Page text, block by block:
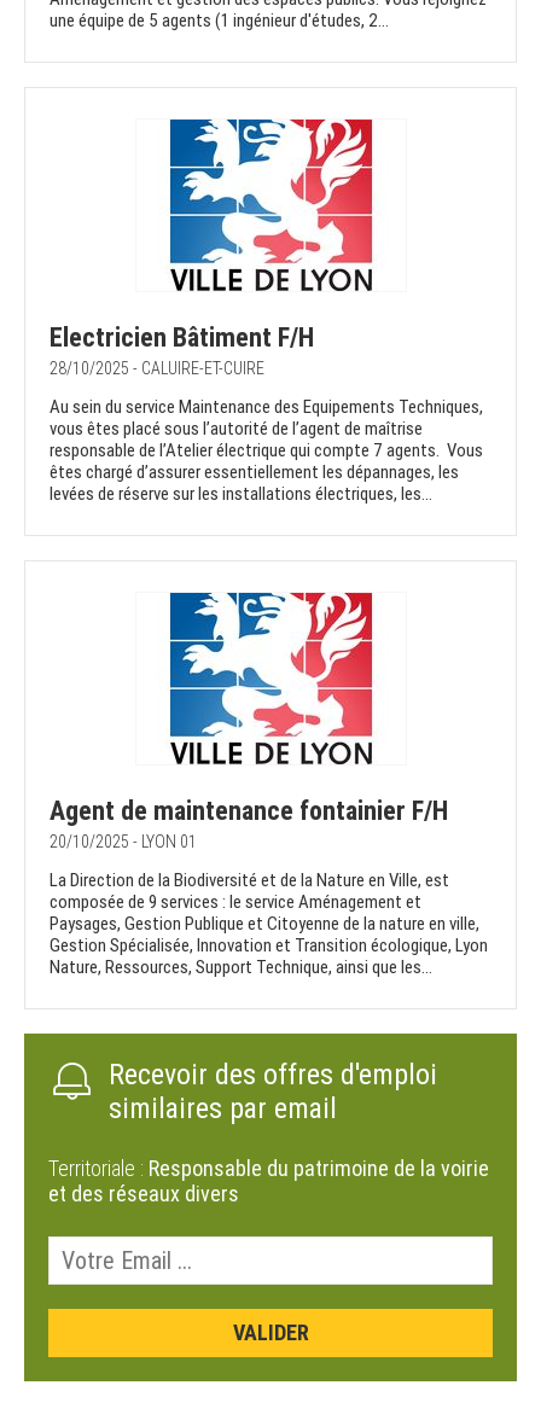
une équipe de 5 agents (1 ingénieur d'études, 2...
Electricien Bâtiment F/H
28/10/2025 - CALUIRE-ET-CUIRE
Au sein du service Maintenance des Equipements Techniques,
vous êtes placé sous l’autorité de l’agent de maîtrise
responsable de l’Atelier électrique qui compte 7 agents. Vous
êtes chargé d’assurer essentiellement les dépannages, les
levées de réserve sur les installations électriques, les...
Agent de maintenance fontainier F/H
20/10/2025 - LYON 01
La Direction de la Biodiversité et de la Nature en Ville, est
composée de 9 services : le service Aménagement et
Paysages, Gestion Publique et Citoyenne de la nature en ville,
Gestion Spécialisée, Innovation et Transition écologique, Lyon
Nature, Ressources, Support Technique, ainsi que les...
Recevoir des offres d'emploi
similaires par email
Territoriale : Responsable du patrimoine de la voirie
et des réseaux divers